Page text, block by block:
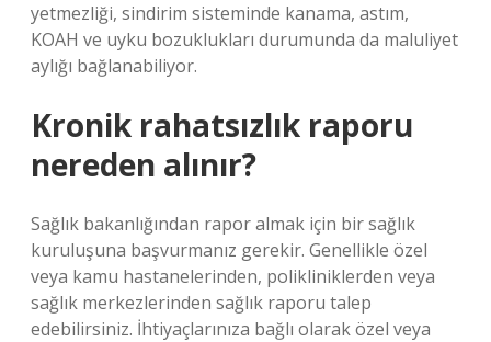
yetmezliği, sindirim sisteminde kanama, astım,
KOAH ve uyku bozuklukları durumunda da maluliyet
aylığı bağlanabiliyor.
Kronik rahatsızlık raporu
nereden alınır?
Sağlık bakanlığından rapor almak için bir sağlık
kuruluşuna başvurmanız gerekir. Genellikle özel
veya kamu hastanelerinden, polikliniklerden veya
sağlık merkezlerinden sağlık raporu talep
edebilirsiniz. İhtiyaçlarınıza bağlı olarak özel veya